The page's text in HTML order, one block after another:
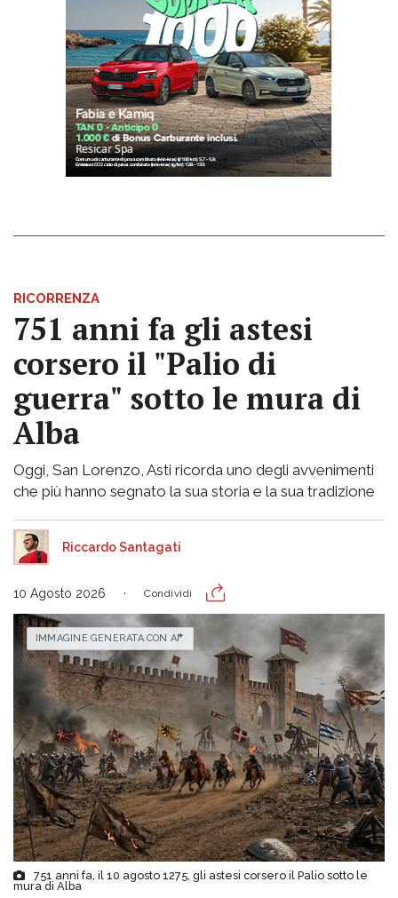
RICORRENZA
751 anni fa gli astesi
corsero il "Palio di
guerra" sotto le mura di
Alba
Oggi, San Lorenzo, Asti ricorda uno degli avvenimenti
che più hanno segnato la sua storia e la sua tradizione
Riccardo Santagati
10 Agosto 2026 Condividi
751 anni fa, il 10 agosto 1275, gli astesi corsero il Palio sotto le
mura di Alba
IMMAGINE GENERATA CON AI